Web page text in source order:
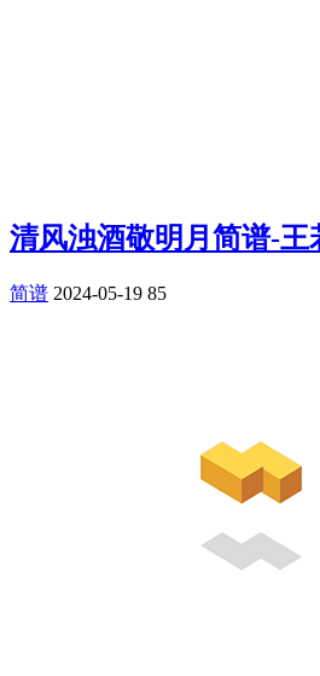
清风浊酒敬明月简谱-王
简谱 2024-05-19 85